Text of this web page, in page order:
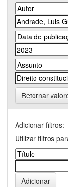
Retornar
Adicionar filtros:
Utilizar filtros